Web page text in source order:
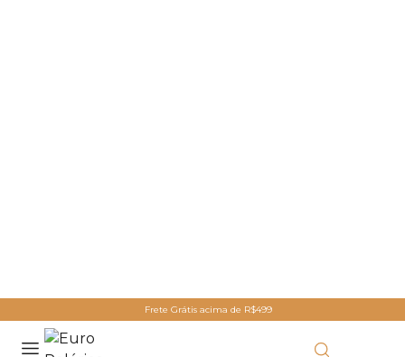
Frete Grátis acima de R$499